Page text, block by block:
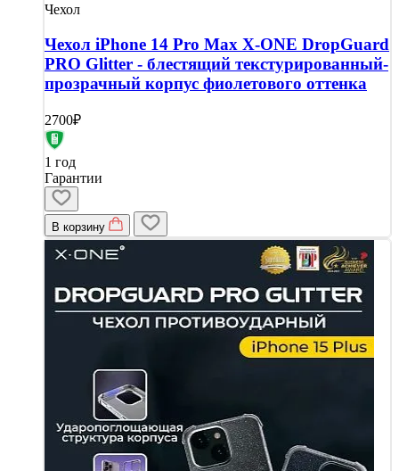
Чехол
Чехол iPhone 14 Pro Max X-ONE DropGuard
PRO Glitter - блестящий текстурированный-
прозрачный корпус фиолетового оттенка
2700₽
1 год
Гарантии
В корзину